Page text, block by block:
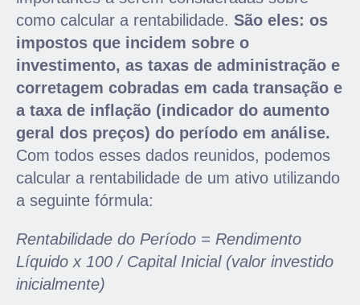
como calcular a rentabilidade. São eles: os
impostos que incidem sobre o
investimento, as taxas de administração e
corretagem cobradas em cada transação e
a taxa de inflação (indicador do aumento
geral dos preços) do período em análise.
Com todos esses dados reunidos, podemos
calcular a rentabilidade de um ativo utilizando
a seguinte fórmula:
Rentabilidade do Período = Rendimento
Líquido x 100 / Capital Inicial (valor investido
inicialmente)